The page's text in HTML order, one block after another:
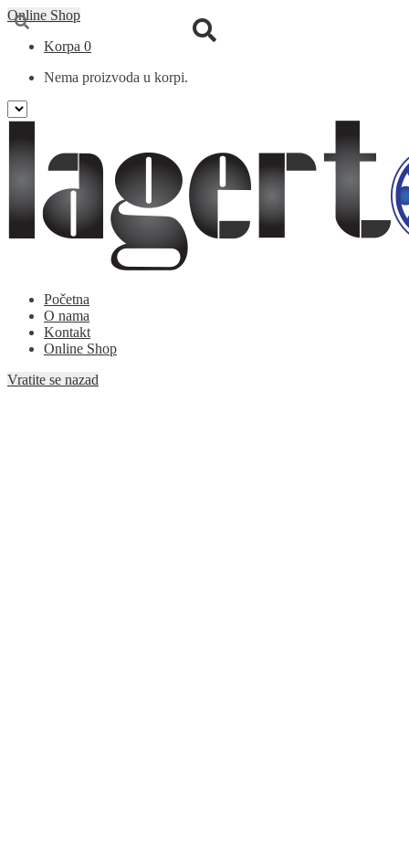
Online Shop
Korpa 0
Nema proizvoda u korpi.
Preskoči
navigaciju
Skoči
sadržaj
Početna
O nama
Kontakt
Online Shop
Vratite se nazad